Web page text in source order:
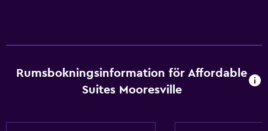
Rumsbokningsinformation för Affordable
Suites Mooresville